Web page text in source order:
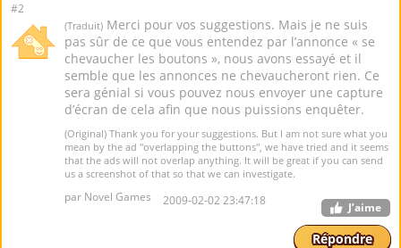
#2
(Traduit) Merci pour vos suggestions. Mais je ne suis
pas sûr de ce que vous entendez par l’annonce « se
chevaucher les boutons », nous avons essayé et il
semble que les annonces ne chevaucheront rien. Ce
sera génial si vous pouvez nous envoyer une capture
d’écran de cela afin que nous puissions enquêter.
(Original) Thank you for your suggestions. But I am not sure what you
mean by the ad "overlapping the buttons", we have tried and it seems
that the ads will not overlap anything. It will be great if you can send
us a screenshot of that so that we can investigate.
par Novel Games 2009-02-02 23:47:18 J’aime
Répondre